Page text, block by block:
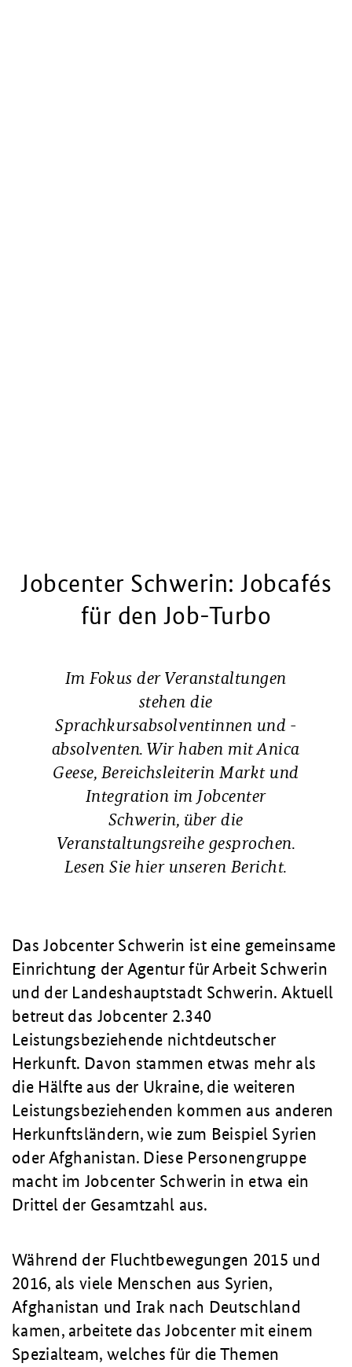
Job­cen­ter Schwe­rin: Job­cafés
für den Job-Tur­bo
Im Fokus der Veranstaltungen
stehen die
Sprachkursabsolventinnen und -
absolventen. Wir haben mit Anica
Geese, Bereichsleiterin Markt und
Integration im Jobcenter
Schwerin, über die
Veranstaltungsreihe gesprochen.
Lesen Sie hier unseren Bericht.
Das Jobcenter Schwerin ist eine gemeinsame
Einrichtung der Agentur für Arbeit Schwerin
und der Landeshauptstadt Schwerin. Aktuell
betreut das Jobcenter 2.340
Leistungsbeziehende nichtdeutscher
Herkunft. Davon stammen etwas mehr als
die Hälfte aus der Ukraine, die weiteren
Leistungsbeziehenden kommen aus anderen
Herkunftsländern, wie zum Beispiel Syrien
oder Afghanistan. Diese Personengruppe
macht im Jobcenter Schwerin in etwa ein
Drittel der Gesamtzahl aus.
Während der Fluchtbewegungen 2015 und
2016, als viele Menschen aus Syrien,
Afghanistan und Irak nach Deutschland
kamen, arbeitete das Jobcenter mit einem
Spezialteam, welches für die Themen